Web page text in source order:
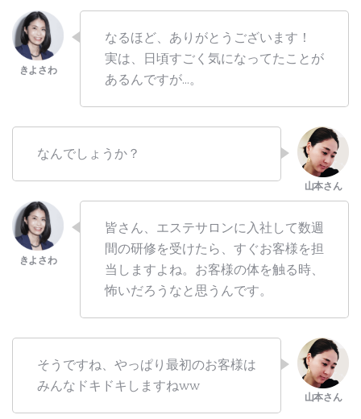
なるほど、ありがとうございます！
実は、日頃すごく気になってたことが
あるんですが…。
なんでしょうか？
皆さん、エステサロンに入社して数週
間の研修を受けたら、すぐお客様を担
当しますよね。お客様の体を触る時、
怖いだろうなと思うんです。
そうですね、やっぱり最初のお客様は
みんなドキドキしますねww